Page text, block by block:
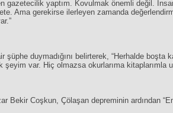
gazetecilik yaptım. Kovulmak önemli değil.
Ama gerekirse ilerleyen zamanda
şüphe duymadığını belirterek, “Herhalde
var. Hiç olmazsa okurlarıma kitaplarımla
Bekir Coşkun, Çölaşan depreminin ardından